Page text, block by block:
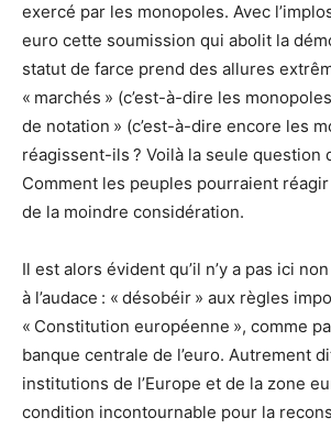
exercé par les monopoles. Avec
euro cette soumission qui abolit la
statut de farce prend des allures
« marchés » (c’est-à-dire les
de notation » (c’est-à-dire encore les
réagissent-ils ? Voilà la seule question
Comment les peuples pourraient réagir
de la moindre considération.
Il est alors évident qu’il n’y a pas ici
à l’audace : « désobéir » aux règles
« Constitution européenne », comme
banque centrale de l’euro. Autrement
institutions de l’Europe et de la zone
condition incontournable pour la